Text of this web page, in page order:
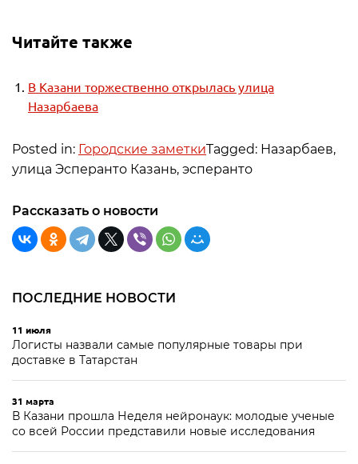
Читайте также
В Казани торжественно открылась улица
Назарбаева
Posted in: Городские заметкиTagged: Назарбаев,
улица Эсперанто Казань, эсперанто
Рассказать о новости
ПОСЛЕДНИЕ НОВОСТИ
11 июля
Логисты назвали самые популярные товары при
доставке в Татарстан
31 марта
В Казани прошла Неделя нейронаук: молодые ученые
со всей России представили новые исследования